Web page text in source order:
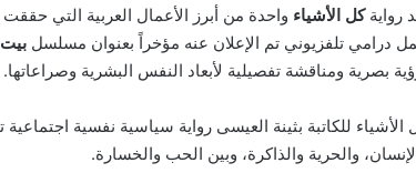
روايةكل الأشياء
درامي تلفزيوني تم الإعلان عنه مؤخراً بعنوان مسلسل
بصرية ومناقشة تفصيلية لأبعاد النفس البشرية وصراعاتها.
الأشياء للكاتبة بثينة العيسى رواية سياسية نفسية
والحرية والذاكرة، وبين الحب والخسارة.